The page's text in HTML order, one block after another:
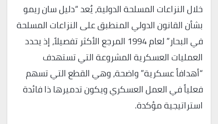
خلال النزاعات المسلحة الدولية، يُعد “دليل سان ريمو
بشأن القانون الدولي المنطبق على النزاعات المسلحة
في البحار” لعام 1994 المرجع الأكثر تفصيلاً، إذ يحدد
العمليات العسكرية المشروعة التي تستهدف
“أهدافاً عسكرية” واضحة، وهي القطع التي تسهم
فعلياً في العمل العسكري ويكون تدميرها ذا فائدة
استراتيجية مؤكدة.